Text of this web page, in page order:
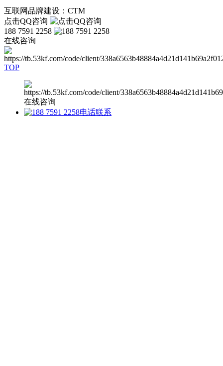
互联网品牌建设：CTM
点击QQ咨询
188 7591 2258
在线咨询
TOP
在线咨询
电话联系